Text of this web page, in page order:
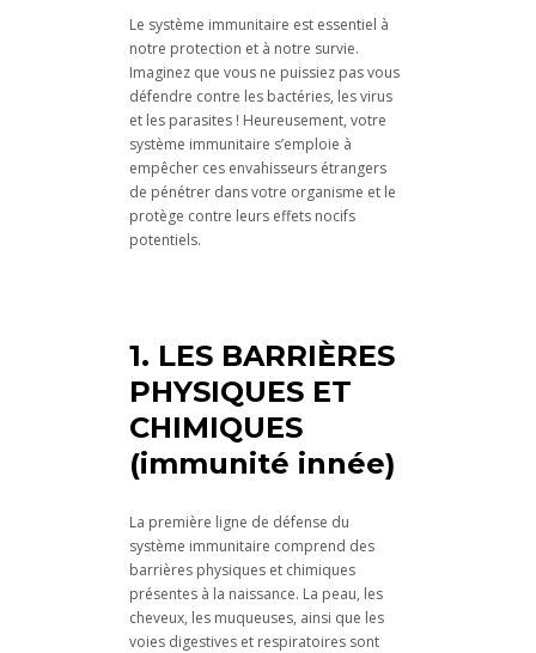
Le système immunitaire est essentiel à
notre protection et à notre survie.
Imaginez que vous ne puissiez pas vous
défendre contre les bactéries, les virus
et les parasites ! Heureusement, votre
système immunitaire s’emploie à
empêcher ces envahisseurs étrangers
de pénétrer dans votre organisme et le
protège contre leurs effets nocifs
potentiels.
1. LES BARRIÈRES
PHYSIQUES ET
CHIMIQUES
(immunité innée)
La première ligne de défense du
système immunitaire comprend des
barrières physiques et chimiques
présentes à la naissance. La peau, les
cheveux, les muqueuses, ainsi que les
voies digestives et respiratoires sont